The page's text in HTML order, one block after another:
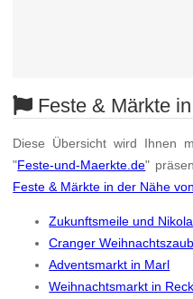
Feste & Märkte
Diese Übersicht wird Ihnen
"Feste-und-Maerkte.de"
Feste & Märkte in der Nähe
Zukunftsmeile und
Cranger
Adventsmarkt in Marl
Weihnachtsmarkt in